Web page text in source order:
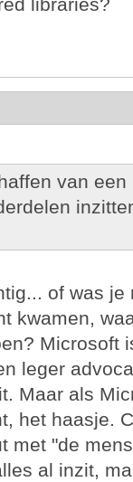
libraries?
van
of was
kwamen,
Microsoft
leger
Maar als
het haasje.
met "de
al inzit,